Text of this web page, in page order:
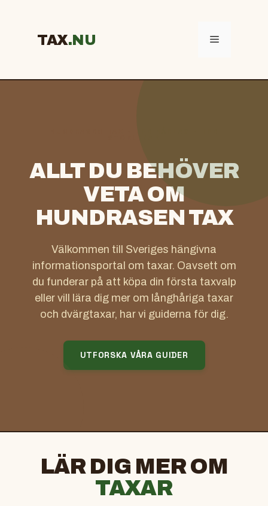
TAX Meny
ALLT DU BEHÖVER
VETA OM
HUNDRASEN TAX
Välkommen till Sveriges hängivna
informationsportal om taxar. Oavsett om
du funderar på att köpa din första taxvalp
eller vill lära dig mer om långhåriga taxar
och dvärgtaxar, har vi guiderna för dig.
UTFORSKA VÅRA GUIDER
LÄR DIG MER OM
TAXAR